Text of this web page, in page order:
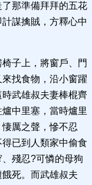
那準備拜拜的五花
謀擒賊，方釋心中
子上，將窗戶、門
找食物，沿小窗躍
武雄叔夫妻棒棍齊
中里塞，當時爐里
厲之聲，慘不忍
已到人類家中偷食
殘忍?可憐的母狗
死。而武雄叔夫